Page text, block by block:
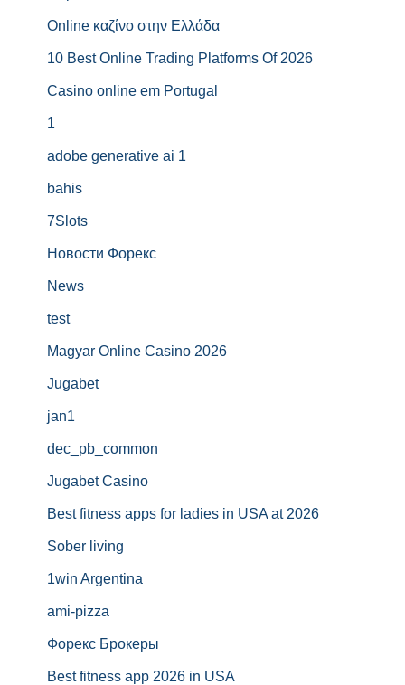
Online καζίνο στην Ελλάδα
10 Best Online Trading Platforms Of 2026
Casino online em Portugal
1
adobe generative ai 1
bahis
7Slots
Новости Форекс
News
test
Magyar Online Casino 2026
Jugabet
jan1
dec_pb_common
Jugabet Casino
Best fitness apps for ladies in USA at 2026
Sober living
1win Argentina
ami-pizza
Форекс Брокеры
Best fitness app 2026 in USA